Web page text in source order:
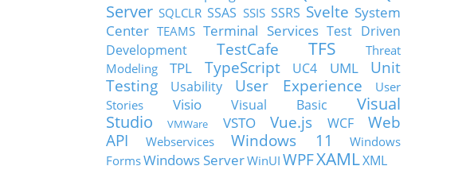
Server SQLCLR SSAS SSIS SSRS Svelte System
Center TEAMS Terminal Services Test Driven
Development
TestCafe TFS
Threat
Modeling
TPL TypeScript UC4 UML
Unit
Testing
Usability User Experience
User
Stories
Visio Visual Basic
Visual
Studio
VMWare VSTO Vue.js WCF
Web
API
Webservices Windows 11
Windows
FormsWindows ServerWinUI WPFXAMLXML